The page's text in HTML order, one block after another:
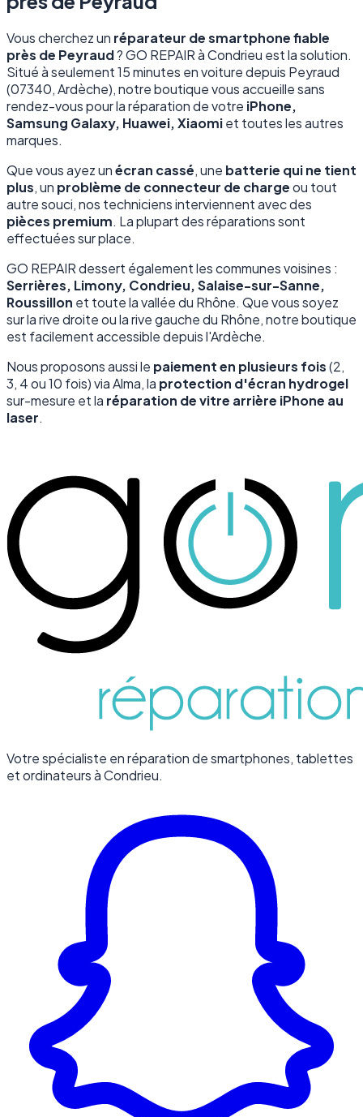
Vous cherchez un réparateur de smartphone fiable
près de Peyraud? GO REPAIR à Condrieu est la solution.
Situé à seulement 15 minutes en voiture depuis Peyraud
(07340, Ardèche), notre boutique vous accueille sans
rendez-vous pour la réparation de votre iPhone,
Samsung Galaxy, Huawei, Xiaomiet toutes les autres
marques.
Que vous ayez unécran cassé, une batterie qui ne tient
plus, un problème de connecteur de chargeou tout
autre souci, nos techniciens interviennent avec des
pièces premium. La plupart des réparations sont
effectuées sur place.
GO REPAIR dessert également les communes voisines :
Serrières, Limony, Condrieu, Salaise-sur-Sanne,
Roussillon et toute la vallée du Rhône. Que vous soyez
sur la rive droite ou la rive gauche du Rhône, notre boutique
est facilement accessible depuis l'Ardèche.
Nous proposons aussi le paiement en plusieurs fois(2,
3, 4 ou 10 fois) via Alma, la protection d'écran hydrogel
sur-mesure et la réparation de vitre arrière iPhone au
laser.
Votre spécialiste en réparation de smartphones, tablettes
et ordinateurs à Condrieu.